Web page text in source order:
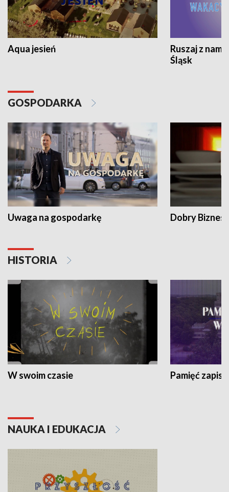
Aqua jesień
Ruszaj z
Śląsk
GOSPODARKA
Uwaga na gospodarkę Dobry Biznes
HISTORIA
W swoim czasie Pamięć
NAUKA I EDUKACJA